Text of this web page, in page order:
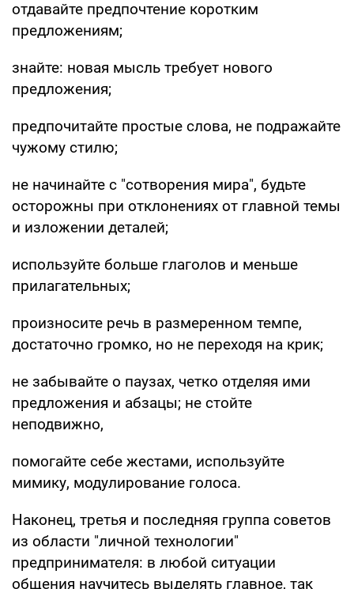
отдавайте предпочтение коротким
предложениям;
знайте: новая мысль требует нового
предложения;
предпочитайте простые слова, не подражайте
чужому стилю;
не начинайте с "сотворения мира", будьте
осторожны при отклонениях от главной темы
и изложении деталей;
используйте больше глаголов и меньше
прилагательных;
произносите речь в размеренном темпе,
достаточно громко, но не переходя на крик;
не забывайте о паузах, четко отделяя ими
предложения и абзацы; не стойте
неподвижно,
помогайте себе жестами, используйте
мимику, модулирование голоса.
Наконец, третья и последняя группа советов
из области "личной технологии"
предпринимателя: в любой ситуации
общения научитесь выделять главное, так